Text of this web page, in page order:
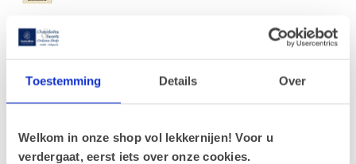
Toestemming Details Over
Welkom in onze shop vol lekkernijen! Voor u
verdergaat, eerst iets over onze cookies.
Op voorraad